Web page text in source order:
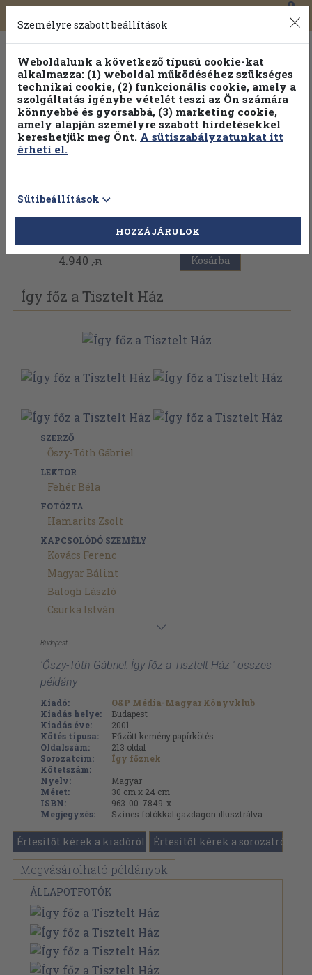
Toggle
navigation
0
Válogasson több mint 1.000.000 kiadványunk közül
100% kedvezménnyel!
Vissza az előző oldalra
4.940 ,-Ft Kosárba
Így főz a Tisztelt Ház
SZERZŐ
Őszy-Tóth Gábriel
LEKTOR
Fehér Béla
FOTÓZTA
Hamarits Zsolt
KAPCSOLÓDÓ SZEMÉLY
Kovács Ferenc
Magyar Bálint
Balogh László
Csurka István
Budapest
'Őszy-Tóth Gábriel: Így főz a Tisztelt Ház ' összes
példány
Kiadó:
O&P Média-Magyar Könyvklub
Kiadás helye:
Budapest
Kiadás éve:
2001
Kötés típusa:
Fűzött kemény papírkötés
Oldalszám:
213 oldal
Sorozatcím:
Így főznek
Kötetszám:
Nyelv:
Magyar
Méret:
30 cm x 24 cm
ISBN:
963-00-7849-x
Megjegyzés:
Színes fotókkal gazdagon illusztrálva.
Értesítőt kérek a kiadóról Értesítőt kérek a sorozatról
Megvásárolható példányok
ÁLLAPOTFOTÓK
Személyre szabott beállítások
Weboldalunk a következő típusú cookie-kat
alkalmazza: (1) weboldal működéséhez szükséges
technikai cookie, (2) funkcionális cookie, amely a
szolgáltatás igénybe vételét teszi az Ön számára
könnyebbé és gyorsabbá, (3) marketing cookie,
amely alapján személyre szabott hirdetésekkel
kereshetjük meg Önt. A sütiszabályzatunkat itt
érheti el.
Sütibeállítások
HOZZÁJÁRULOK